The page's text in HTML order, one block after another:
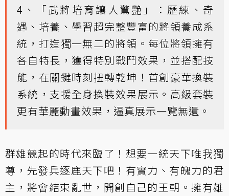
4、「武將培育讓人驚艷」：歷練、奇
遇、培養、學習超完整豐富的將領養成系
統，打造獨一無二的將領。每位將領擁有
各自特長，獲得特別戰鬥效果，並搭配技
能，在關鍵時刻扭轉乾坤！首創豪華換裝
系統，支援全身換裝效果展示。高級套裝
更有華麗動畫效果，逼真展示一覽無遺。
群雄競起的時代來臨了！想要一統天下唯我獨
尊，先發兵逐鹿天下吧！有實力、有魄力的君
主，將會結束亂世，開創自己的王朝。擁有雄